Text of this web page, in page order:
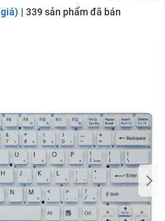
| 339sản phẩm đã bán